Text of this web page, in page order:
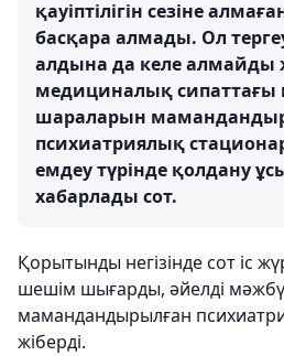
қауіптілігін сезіне
басқара алмады. Ол
алдына да келе алмайды
медициналық сипаттағы
шараларын
психиатриялық
емдеу түрінде қолдану
хабарлады сот.
Қорытынды негізінде сот іс
шешім шығарды, әйелді
мамандандырылған
жіберді.